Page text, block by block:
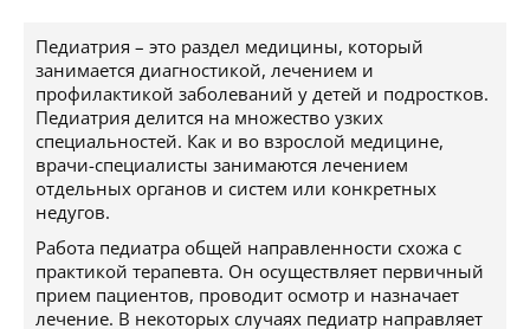
Педиатрия – это раздел медицины, который
занимается диагностикой, лечением и
профилактикой заболеваний у детей и подростков.
Педиатрия делится на множество узких
специальностей. Как и во взрослой медицине,
врачи-специалисты занимаются лечением
отдельных органов и систем или конкретных
недугов.
Работа педиатра общей направленности схожа с
практикой терапевта. Он осуществляет первичный
прием пациентов, проводит осмотр и назначает
лечение. В некоторых случаях педиатр направляет